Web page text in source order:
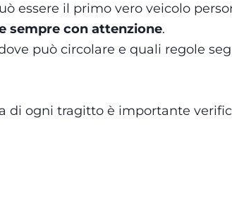
essere il primo vero veicolo
sempre con attenzione.
può circolare e quali regole
di ogni tragitto è importante